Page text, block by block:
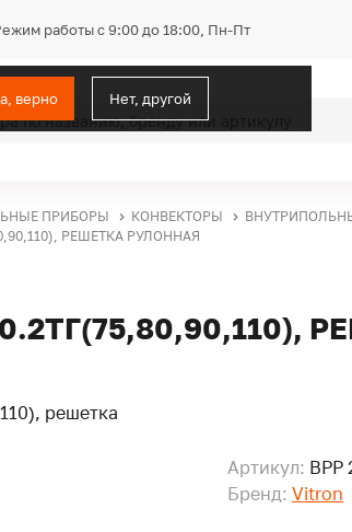
работы с 9:00 до 18:00, Пн-Пт
верно Нет, другой
ПРИБОРЫ КОНВЕКТОРЫ
РЕШЕТКА РУЛОННАЯ
Артикул: ВРР
Бренд: Vitron